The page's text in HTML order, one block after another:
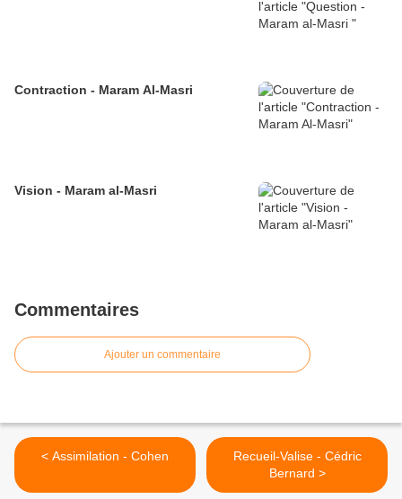
Contraction - Maram Al-Masri
Vision - Maram al-Masri
Commentaires
Ajouter un commentaire
< Assimilation - Cohen
Recueil-Valise - Cédric
Bernard >